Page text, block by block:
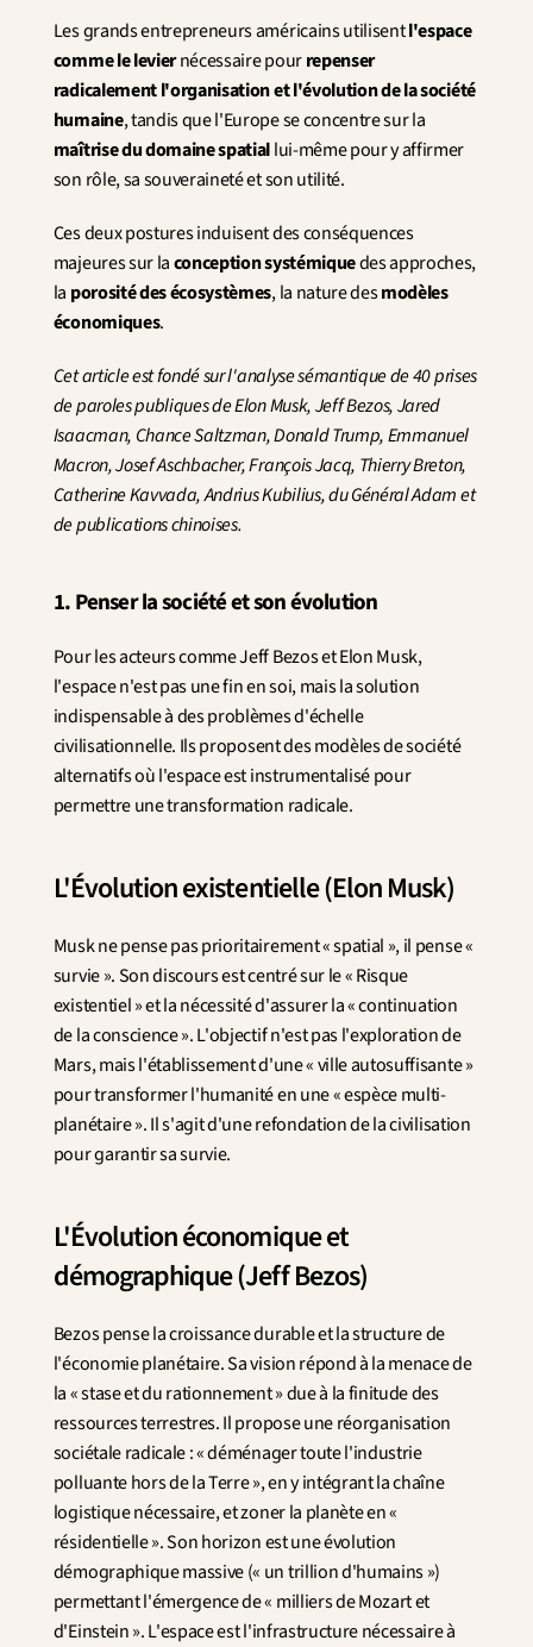
Mobilité et Transport
Énergie
Digital & Tech
Territoires & Place Making
Les grands entrepreneurs américains utilisent l'espace
comme le levier nécessaire pour repenser
radicalement l'organisation et l'évolution de la société
humaine
maîtrise du domaine spatial lui-même pour y affirmer
son rôle, sa souveraineté et son utilité.
Ces deux postures induisent des conséquences
majeures sur la conception systémique des approches,
la porosité des écosystèmes, la nature des modèles
économiques.
Cet article est fondé sur l'analyse sémantique de 40 prises
de paroles publiques de Elon Musk, Jeff Bezos, Jared
Isaacman, Chance Saltzman, Donald Trump, Emmanuel
Macron, Josef Aschbacher, François Jacq, Thierry Breton,
Catherine Kavvada, Andrius Kubilius, du Général Adam et
de publications chinoises.
1. Penser la société et son évolution
Pour les acteurs comme Jeff Bezos et Elon Musk,
l'espace n'est pas une fin en soi, mais la solution
indispensable à des problèmes d'échelle
civilisationnelle. Ils proposent des modèles de société
alternatifs où l'espace est instrumentalisé pour
permettre une transformation radicale.
L'Évolution existentielle (Elon Musk)
Musk ne pense pas prioritairement « spatial », il pense «
survie ». Son discours est centré sur le « Risque
existentiel » et la nécessité d'assurer la « continuation
de la conscience ». L'objectif n'est pas l'exploration de
Mars, mais l'établissement d'une « ville autosuffisante »
pour transformer l'humanité en une « espèce multi-
planétaire ». Il s'agit d'une refondation de la civilisation
pour garantir sa survie.
L'Évolution économique et
démographique (Jeff Bezos)
Bezos pense la croissance durable et la structure de
l'économie planétaire. Sa vision répond à la menace de
la « stase et du rationnement » due à la finitude des
ressources terrestres. Il propose une réorganisation
sociétale radicale : « déménager toute l'industrie
polluante hors de la Terre », en y intégrant la chaîne
logistique nécessaire, et zoner la planète en «
résidentielle ». Son horizon est une évolution
démographique massive (« un trillion d'humains »)
permettant l'émergence de « milliers de Mozart et
d'Einstein ». L'espace est l'infrastructure nécessaire à